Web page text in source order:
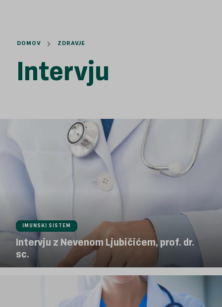
DOMOV ZDRAVJE
Intervju
IMUNSKI SISTEM
Intervju z Nevenom Ljubičićem, prof. dr.
sc.